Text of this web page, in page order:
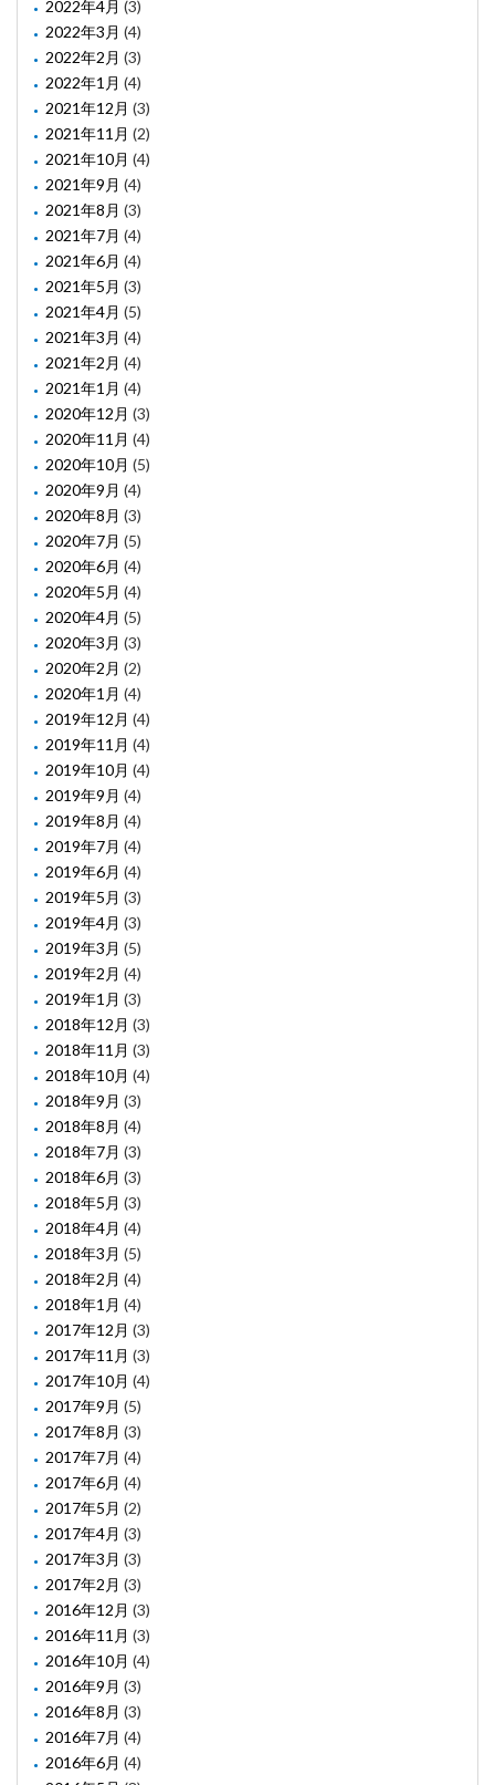
2022年4月 (3)
2022年3月 (4)
2022年2月 (3)
2022年1月 (4)
2021年12月 (3)
2021年11月 (2)
2021年10月 (4)
2021年9月 (4)
2021年8月 (3)
2021年7月 (4)
2021年6月 (4)
2021年5月 (3)
2021年4月 (5)
2021年3月 (4)
2021年2月 (4)
2021年1月 (4)
2020年12月 (3)
2020年11月 (4)
2020年10月 (5)
2020年9月 (4)
2020年8月 (3)
2020年7月 (5)
2020年6月 (4)
2020年5月 (4)
2020年4月 (5)
2020年3月 (3)
2020年2月 (2)
2020年1月 (4)
2019年12月 (4)
2019年11月 (4)
2019年10月 (4)
2019年9月 (4)
2019年8月 (4)
2019年7月 (4)
2019年6月 (4)
2019年5月 (3)
2019年4月 (3)
2019年3月 (5)
2019年2月 (4)
2019年1月 (3)
2018年12月 (3)
2018年11月 (3)
2018年10月 (4)
2018年9月 (3)
2018年8月 (4)
2018年7月 (3)
2018年6月 (3)
2018年5月 (3)
2018年4月 (4)
2018年3月 (5)
2018年2月 (4)
2018年1月 (4)
2017年12月 (3)
2017年11月 (3)
2017年10月 (4)
2017年9月 (5)
2017年8月 (3)
2017年7月 (4)
2017年6月 (4)
2017年5月 (2)
2017年4月 (3)
2017年3月 (3)
2017年2月 (3)
2016年12月 (3)
2016年11月 (3)
2016年10月 (4)
2016年9月 (3)
2016年8月 (3)
2016年7月 (4)
2016年6月 (4)